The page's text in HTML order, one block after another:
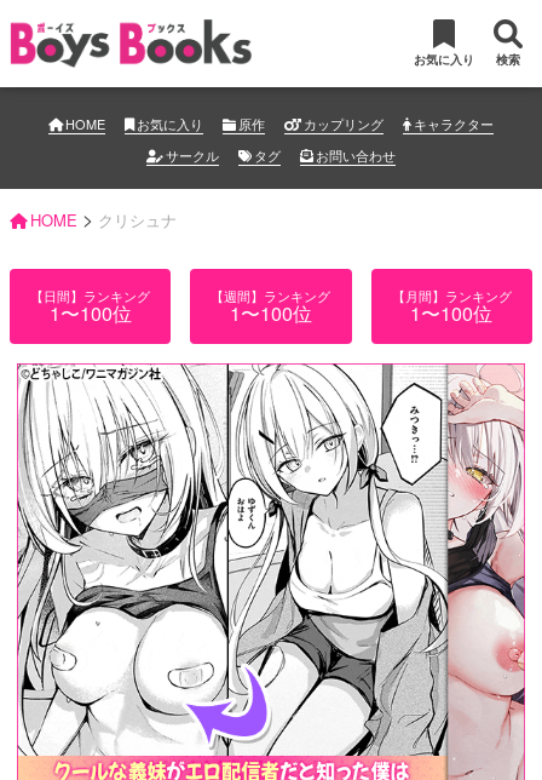
お気に入り 検索
HOME お気に入り 原作 カップリング
キャラクター
サークル
タグ お問い合わせ
HOME > クリシュナ
【日間】ランキング
1〜100位
【週間】ランキング
1〜100位
【月間】ランキング
1〜100位